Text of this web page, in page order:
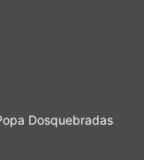
Dosquebradas